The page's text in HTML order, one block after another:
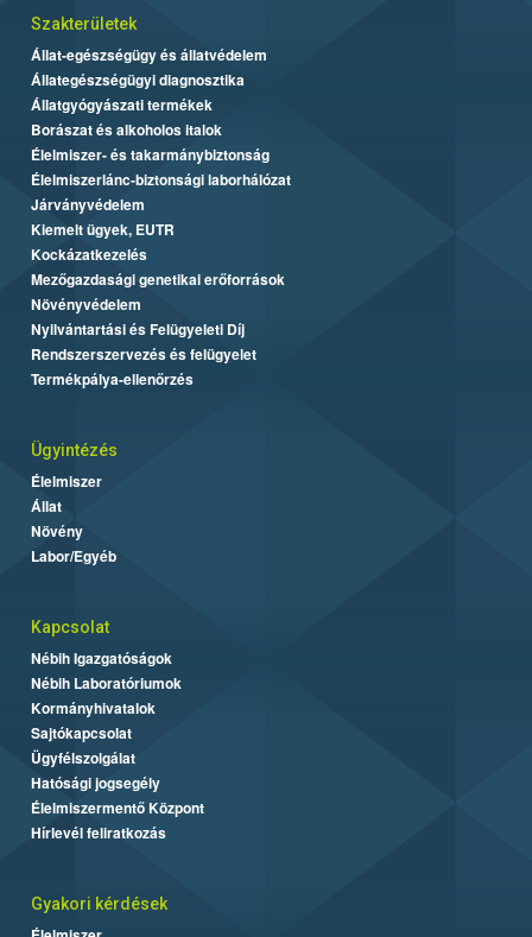
Szakterületek
Állat-egészségügy és állatvédelem
Állategészségügyi diagnosztika
Állatgyógyászati termékek
Borászat és alkoholos italok
Élelmiszer- és takarmánybiztonság
Élelmiszerlánc-biztonsági laborhálózat
Járványvédelem
Kiemelt ügyek, EUTR
Kockázatkezelés
Mezőgazdasági genetikai erőforrások
Növényvédelem
Nyilvántartási és Felügyeleti Díj
Rendszerszervezés és felügyelet
Termékpálya-ellenőrzés
Ügyintézés
Élelmiszer
Állat
Növény
Labor/Egyéb
Kapcsolat
Nébih Igazgatóságok
Nébih Laboratóriumok
Kormányhivatalok
Sajtókapcsolat
Ügyfélszolgálat
Hatósági jogsegély
Élelmiszermentő Központ
Hírlevél feliratkozás
Gyakori kérdések